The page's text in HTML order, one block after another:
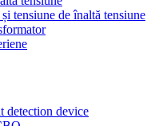
tensiune de înaltă tensiune